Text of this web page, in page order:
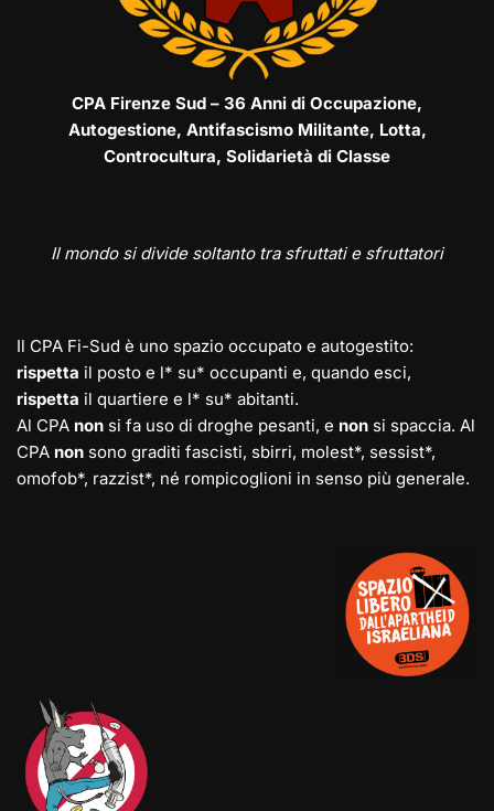
CPA Firenze Sud – 36 Anni di Occupazione,
Autogestione, Antifascismo Militante, Lotta,
Controcultura, Solidarietà di Classe
Il mondo si divide soltanto tra sfruttati e sfruttatori
Il CPA Fi-Sud è uno spazio occupato e autogestito:
rispetta il posto e l* su* occupanti e, quando esci,
rispetta il quartiere e l* su* abitanti.
Al CPA non si fa uso di droghe pesanti, e non si spaccia. Al
CPA non sono graditi fascisti, sbirri, molest*, sessist*,
omofob*, razzist*, né rompicoglioni in senso più generale.